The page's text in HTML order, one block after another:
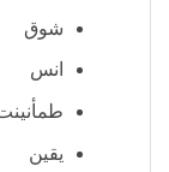
شوق
انس
یقین